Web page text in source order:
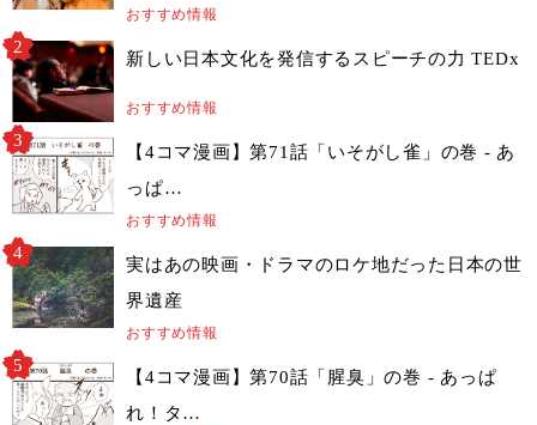
おすすめ情報
新しい日本文化を発信するスピーチの力 TEDx
おすすめ情報
【4コマ漫画】第71話「いそがし雀」の巻 - あ
っぱ…
おすすめ情報
実はあの映画・ドラマのロケ地だった日本の世
界遺産
おすすめ情報
【4コマ漫画】第70話「腥臭」の巻 - あっぱ
れ！タ…